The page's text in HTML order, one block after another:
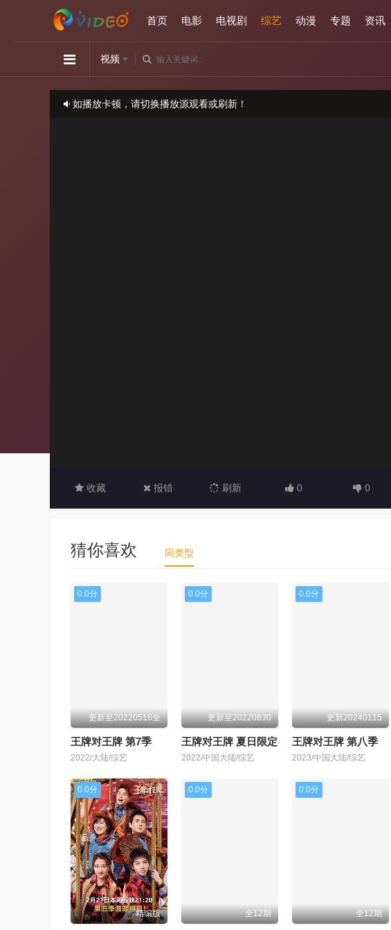
首页 电影 电视剧 综艺 动漫 专题 资讯
视频
如播放卡顿，请切换播放源观看或刷新！
收藏 报错 刷新 0 0
猜你喜欢 同类型
0.0分
更新至20220516全
王牌对王牌 第7季
2022/大陆/综艺
0.0分
更新至20220830
王牌对王牌 夏日限定
2022/中国大陆/综艺
0.0分
更新20240115
王牌对王牌 第八季
2023/中国大陆/综艺
0.0分
精编版
0.0分
全12期
0.0分
全12期